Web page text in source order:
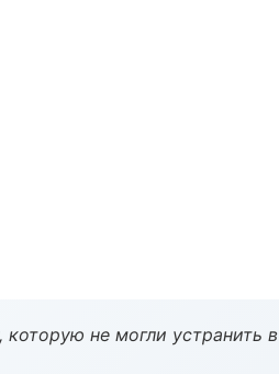
не могли устранить